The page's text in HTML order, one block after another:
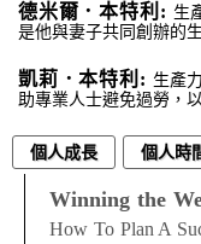
德米爾．本特利: 生
是他與妻子共同創辦的
凱莉．本特利: 生產
助專業人士避免過勞，
個人成長 個人時
Winning the
How To Plan A